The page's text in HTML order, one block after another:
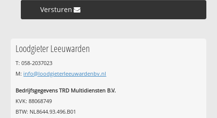
Versturen »
Loodgieter Leeuwarden
T: 058-2037023
M: info@loodgieterleeuwardenbv.nl
Bedrijfsgegevens TRD Multidiensten B.V.
KVK: 88068749
BTW: NL8644.93.496.B01